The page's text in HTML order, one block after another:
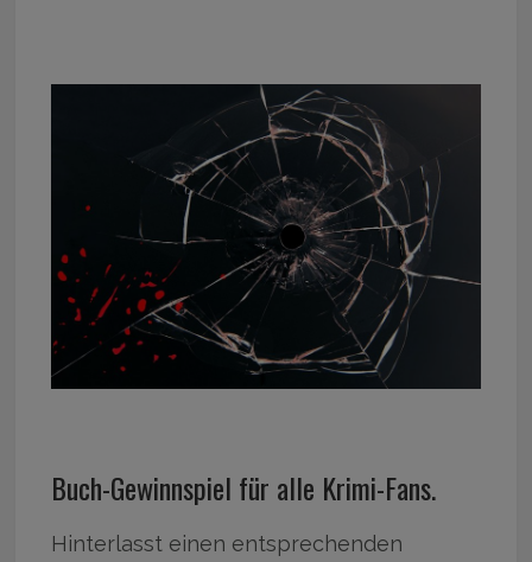
Buch-Gewinnspiel für alle Krimi-Fans.
Hinterlasst einen entsprechenden